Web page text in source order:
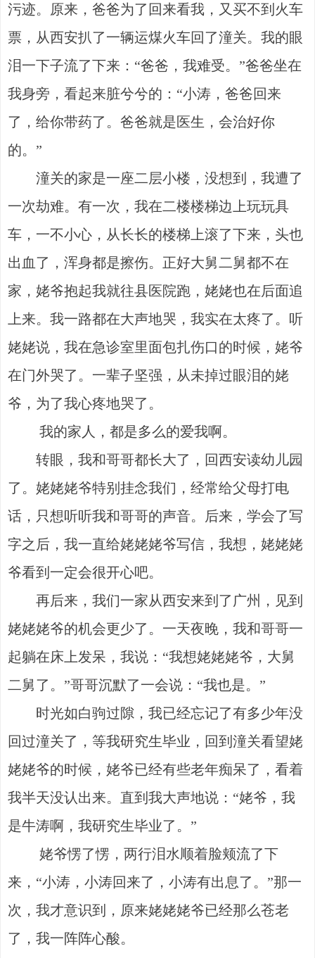
污迹。原来，爸爸为了回来看我，又买不到火车
票，从西安扒了一辆运煤火车回了潼关。我的眼
泪一下子流了下来：“爸爸，我难受。”爸爸坐在
我身旁，看起来脏兮兮的：“小涛，爸爸回来
了，给你带药了。爸爸就是医生，会治好你
的。”
潼关的家是一座二层小楼，没想到，我遭了
一次劫难。有一次，我在二楼楼梯边上玩玩具
车，一不小心，从长长的楼梯上滚了下来，头也
出血了，浑身都是擦伤。正好大舅二舅都不在
家，姥爷抱起我就往县医院跑，姥姥也在后面追
上来。我一路都在大声地哭，我实在太疼了。听
姥姥说，我在急诊室里面包扎伤口的时候，姥爷
在门外哭了。一辈子坚强，从未掉过眼泪的姥
爷，为了我心疼地哭了。
我的家人，都是多么的爱我啊。
转眼，我和哥哥都长大了，回西安读幼儿园
了。姥姥姥爷特别挂念我们，经常给父母打电
话，只想听听我和哥哥的声音。后来，学会了写
字之后，我一直给姥姥姥爷写信，我想，姥姥姥
爷看到一定会很开心吧。
再后来，我们一家从西安来到了广州，见到
姥姥姥爷的机会更少了。一天夜晚，我和哥哥一
起躺在床上发呆，我说：“我想姥姥姥爷，大舅
二舅了。”哥哥沉默了一会说：“我也是。”
时光如白驹过隙，我已经忘记了有多少年没
回过潼关了，等我研究生毕业，回到潼关看望姥
姥姥爷的时候，姥爷已经有些老年痴呆了，看着
我半天没认出来。直到我大声地说：“姥爷，我
是牛涛啊，我研究生毕业了。”
姥爷愣了愣，两行泪水顺着脸颊流了下
来，“小涛，小涛回来了，小涛有出息了。”那一
次，我才意识到，原来姥姥姥爷已经那么苍老
了，我一阵阵心酸。